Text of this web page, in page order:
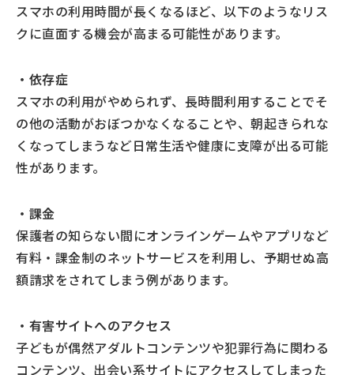
スマホの利用時間が長くなるほど、以下のようなリス
クに直面する機会が高まる可能性があります。
・依存症
スマホの利用がやめられず、長時間利用することでそ
の他の活動がおぼつかなくなることや、朝起きられな
くなってしまうなど日常生活や健康に支障が出る可能
性があります。
・課金
保護者の知らない間にオンラインゲームやアプリなど
有料・課金制のネットサービスを利用し、予期せぬ高
額請求をされてしまう例があります。
・有害サイトへのアクセス
子どもが偶然アダルトコンテンツや犯罪行為に関わる
コンテンツ、出会い系サイトにアクセスしてしまった